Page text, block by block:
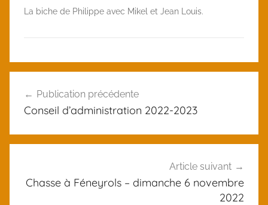
La biche de Philippe avec Mikel et Jean Louis.
U
a
t
o
de
Publication précédente
Conseil d’administration 2022-2023
Article suivant
Chasse à Féneyrols – dimanche 6 novembre
2022